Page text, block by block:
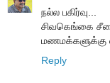
நல்ல பகிர்வு...
சிவகெங்கை
மணமக்களுக்கு
Reply